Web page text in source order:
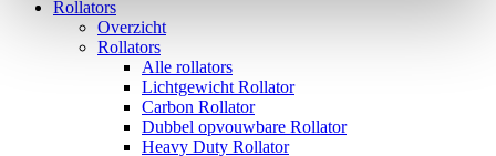
Rollators
Overzicht
Rollators
Alle rollators
Lichtgewicht Rollator
Carbon Rollator
Dubbel opvouwbare Rollator
Heavy Duty Rollator